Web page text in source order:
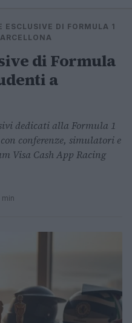
⌕ ×
ESCLUSIVE DI FORMULA 1
di Formula
a
dedicati alla Formula 1
conferenze, simulatori e
Visa Cash App Racing
min